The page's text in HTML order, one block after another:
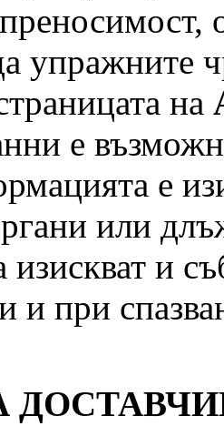
упражните
на
е
е
или
изискват и
и при